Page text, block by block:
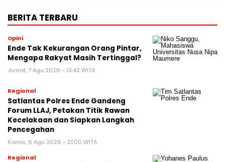
BERITA TERBARU
Opini
Ende Tak Kekurangan Orang Pintar,
Mengapa Rakyat Masih Tertinggal?
Jumat, 7 Agu 2026 - 13:42 WITA
Regional
Satlantas Polres Ende Gandeng
Forum LLAJ, Petakan Titik Rawan
Kecelakaan dan Siapkan Langkah
Pencegahan
Kamis, 6 Agu 2026 - 21:00 WITA
Regional